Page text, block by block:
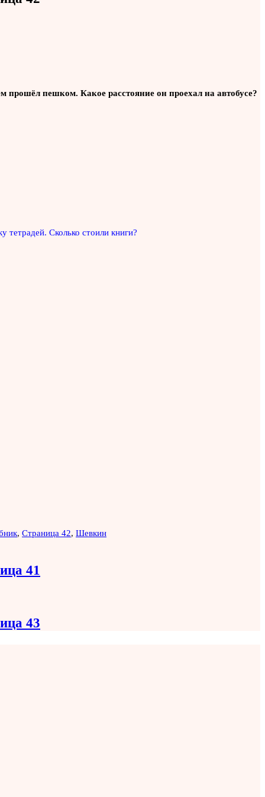
прошёл пешком. Какое расстояние он проехал на автобусе?
Сколько стоили книги?
, Страница 42, Шевкин
41
43